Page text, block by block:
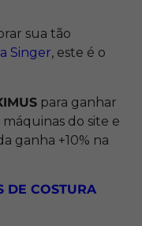
sua tão
Singer, este é o
para ganhar
do site e
ganha +10% na
COSTURA